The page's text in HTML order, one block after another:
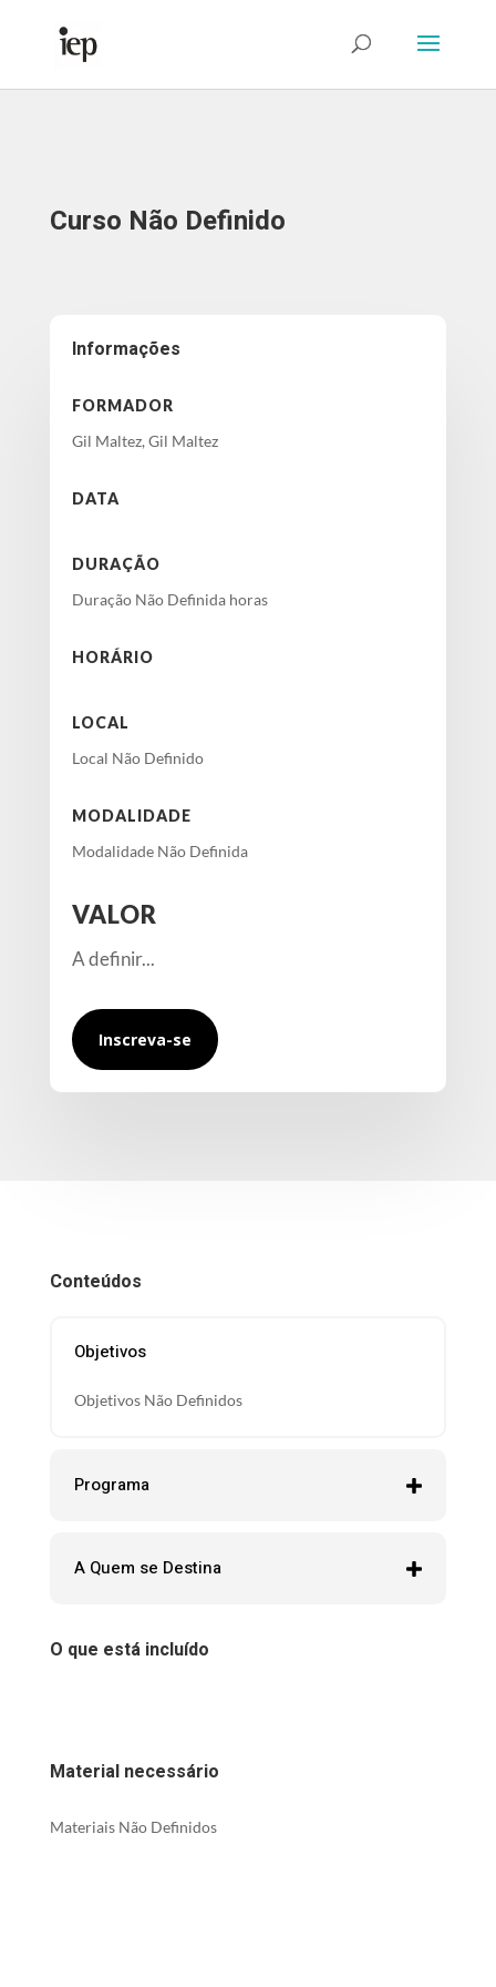
Curso Não Definido
Informações
FORMADOR
Gil Maltez, Gil Maltez
DATA
DURAÇÃO
Duração Não Definida horas
HORÁRIO
LOCAL
Local Não Definido
MODALIDADE
Modalidade Não Definida
VALOR
A definir...
Inscreva-se
Conteúdos
Objetivos
Objetivos Não Definidos
Programa
A Quem se Destina
O que está incluído
Material necessário
Materiais Não Definidos